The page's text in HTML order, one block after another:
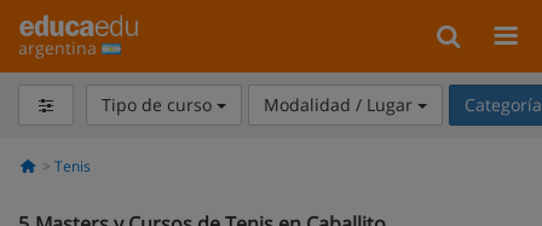
argentina
Tipo de curso Modalidad / Lugar
Tenis